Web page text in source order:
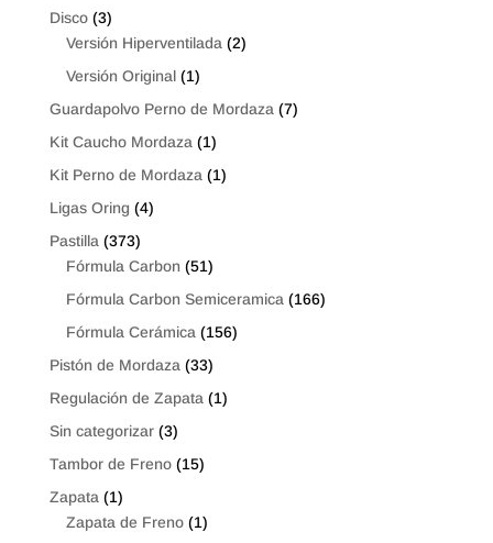
Disco (3)
Versión Hiperventilada (2)
Versión Original (1)
Guardapolvo Perno de Mordaza (7)
Kit Caucho Mordaza (1)
Kit Perno de Mordaza (1)
Ligas Oring (4)
Pastilla (373)
Fórmula Carbon (51)
Fórmula Carbon Semiceramica (166)
Fórmula Cerámica (156)
Pistón de Mordaza (33)
Regulación de Zapata (1)
Sin categorizar (3)
Tambor de Freno (15)
Zapata (1)
Zapata de Freno (1)